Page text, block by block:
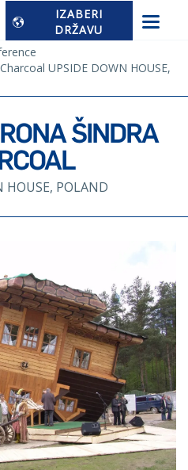
IZABERI
DRŽAVU
UPSIDE DOWN HOUSE,
ŠINDRA
HOUSE, POLAND